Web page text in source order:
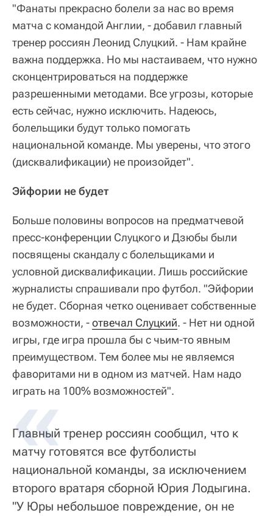
"Фанаты прекрасно болели за нас во время
матча с командой Англии, - добавил главный
тренер россиян Леонид Слуцкий. - Нам крайне
важна поддержка. Но мы настаиваем, что нужно
сконцентрироваться на поддержке
разрешенными методами. Все угрозы, которые
есть сейчас, нужно исключить. Надеюсь,
болельщики будут только помогать
национальной команде. Мы уверены, что этого
(дисквалификации) не произойдет".
Эйфории не будет
Больше половины вопросов на предматчевой
пресс-конференции Слуцкого и Дзюбы были
посвящены скандалу с болельщиками и
условной дисквалификации. Лишь российские
журналисты спрашивали про футбол. "Эйфории
не будет. Сборная четко оценивает собственные
возможности, -отвечал Слуцкий. - Нет ни одной
игры, где игра прошла бы с чьим-то явным
преимуществом. Тем более мы не являемся
фаворитами ни в одном из матчей. Нам надо
играть на 100% возможностей".
Главный тренер россиян сообщил, что к
матчу готовятся все футболисты
национальной команды, за исключением
второго вратаря сборной Юрия Лодыгина.
"У Юры небольшое повреждение, он не